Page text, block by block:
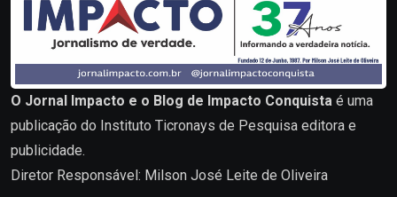
O Jornal Impacto e o Blog de Impacto Conquista é uma
publicação do Instituto Ticronays de Pesquisa editora e
publicidade.
Diretor Responsável: Milson José Leite de Oliveira